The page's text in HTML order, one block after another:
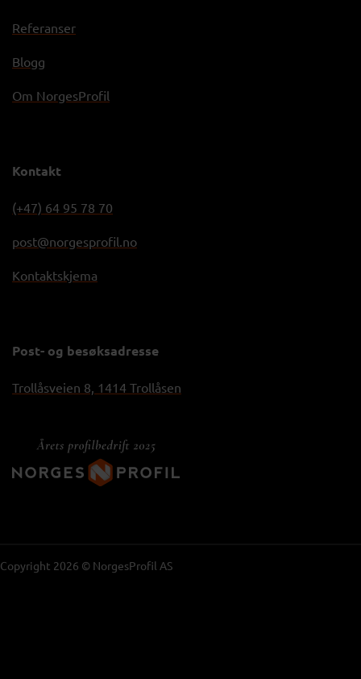
Referanser
Blogg
Om NorgesProfil
Kontakt
(+47) 64 95 78 70
post@norgesprofil.no
Kontaktskjema
Post- og besøksadresse
Trollåsveien 8, 1414 Trollåsen
Copyright 2026 © NorgesProfil AS